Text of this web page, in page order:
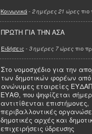
Κοινωνικά- 2 ημέρες 21 ώρες πιο
ΠΡΩΤΗ ΓΙΑ ΤΗΝ ΑΣΑ
Ειδήσεις - 3 ημέρες 7 ώρες πιο
Στο νομοσχέδιο για την
των δημοτικών φορέων από
ανώνυμες εταιρείες
ΕΥΑΘ, που ψηφίζεται
αντιτίθενται επιστήμονες,
περιβαλλοντικές
δημοτικές αρχές και
επιχειρήσεις ύδρευσης